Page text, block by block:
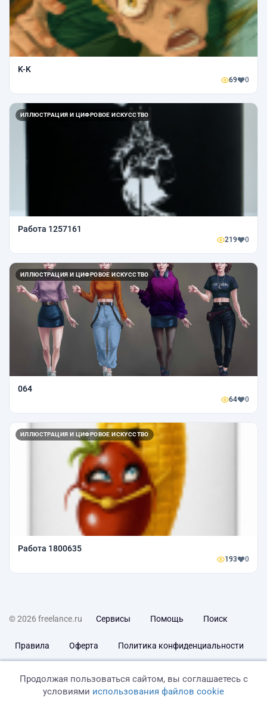
K-K
69 0
ИЛЛЮСТРАЦИЯ И ЦИФРОВОЕ ИСКУССТВО
Работа 1257161
219 0
ИЛЛЮСТРАЦИЯ И ЦИФРОВОЕ ИСКУССТВО
064
64 0
ИЛЛЮСТРАЦИЯ И ЦИФРОВОЕ ИСКУССТВО
Работа 1800635
193 0
© 2026 freelance.ru Сервисы Помощь Поиск
Правила Оферта Политика конфиденциальности
Продолжая пользоваться сайтом, вы соглашаетесь с
условиями использования файлов cookie